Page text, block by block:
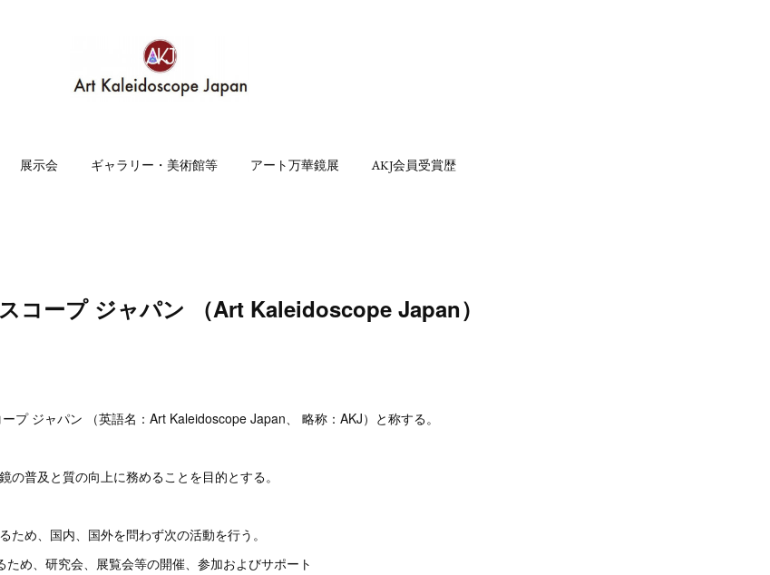
展示会 ギャラリー・美術館等 アート万華鏡展 AKJ会員受賞歴
コープ ジャパン （Art Kaleidoscope Japan）
プ ジャパン （英語名：Art Kaleidoscope Japan、 略称：AKJ）と称する。
の普及と質の向上に務めることを目的とする。
ため、国内、国外を問わず次の活動を行う。
め、研究会、展覧会等の開催、参加およびサポート